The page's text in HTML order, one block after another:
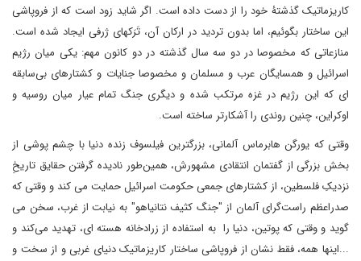
کاریزماتیک گذشتۀ خود را از دست داده است. اگر شاید زود است که از فروپاشی
این ساختار بگوئیم، اما بدون تردید در ارکان آن، تَرَکهای ژرفی ایجاد شده است.
منازعاتی که مخصوصا در دو سه سال گذشته در دو کانون مهم: یکی میان رژیم
اسرائیل و همسایگان عرب و مسلمان و مخصوصا جنایات و کشتارهای بی‌سابقه
ای که این رژیم در غزه مرتکب شده و دیگری جنگ تمام عیار میان روسیه و
اوکراین، چنین روندی را آشکارتر ساخته است.
وقتی که یورگن هابرماس آلمانی، بزرگترین فیلسوف زنده دنیا با چشم پوشی از
بخش بزرگی از گفتمان انتقادی مشهورش، همین‌طور نادیده گرفتن حقایق تاریخِ
نزدیکِ فلسطین، از کشتارهای جمعی حکومت اسرائیل حمایت می کند و وقتی که
صدراعظم راست‌گرای آلمان از "جنگ کثیف نتانیاهو" به نیابت از غرب، سخن می
گوید و وقتی که پوتین، دنیا را به استفاده از زرادخانه هسته ای، تهدید می‌کند و
...اینها همه، فقط نشان از فروپاشی ساختار کاریزماتیک دنیای غربی و از سخت و